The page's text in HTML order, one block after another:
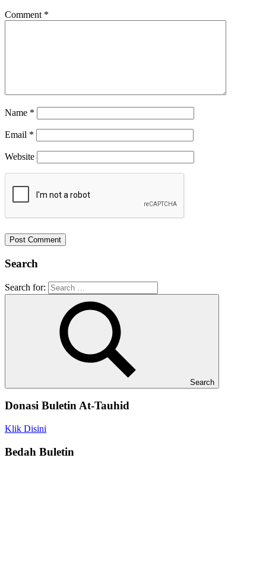
Comment *
Name *
Email *
Website
Search
Search for:
Search
Donasi Buletin At-Tauhid
Klik Disini
Bedah Buletin